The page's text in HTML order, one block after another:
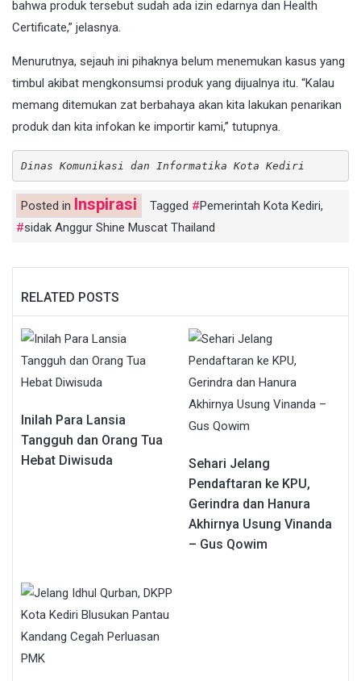
bahwa produk tersebut sudah ada izin edarnya dan Health
Certificate,” jelasnya.
Menurutnya, sejauh ini pihaknya belum menemukan kasus yang
timbul akibat mengkonsumsi produk yang dijualnya itu. “Kalau
memang ditemukan zat berbahaya akan kita lakukan penarikan
produk dan kita infokan ke importir kami,” tutupnya.
Dinas Komunikasi dan Informatika Kota Kediri
Posted in Inspirasi Tagged Pemerintah Kota Kediri,
sidak Anggur Shine Muscat Thailand
RELATED POSTS
Inilah Para Lansia
Tangguh dan Orang Tua
Hebat Diwisuda
Sehari Jelang
Pendaftaran ke KPU,
Gerindra dan Hanura
Akhirnya Usung Vinanda
– Gus Qowim